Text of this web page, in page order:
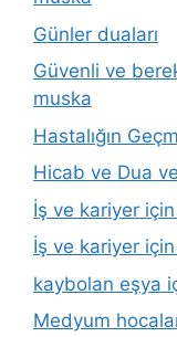
Günler duaları
Güvenli ve
muska
Hastalığın
Hicab ve Dua
İş ve kariyer
İş ve kariyer
kaybolan eşya
Medyum